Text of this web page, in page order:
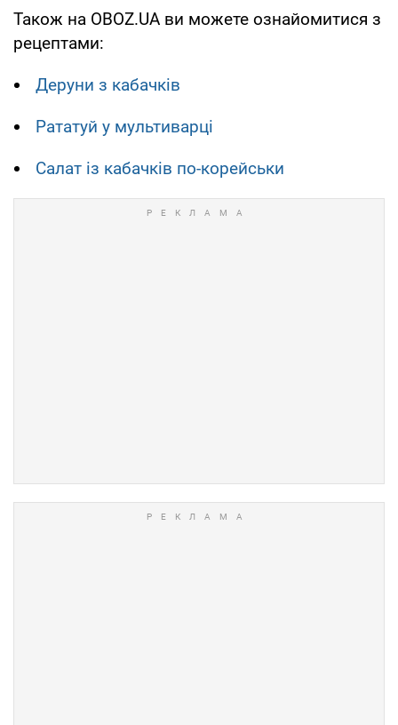
Також на OBOZ.UA ви можете ознайомитися з
рецептами:
Деруни з кабачків
Рататуй у мультиварці
Салат із кабачків по-корейськи